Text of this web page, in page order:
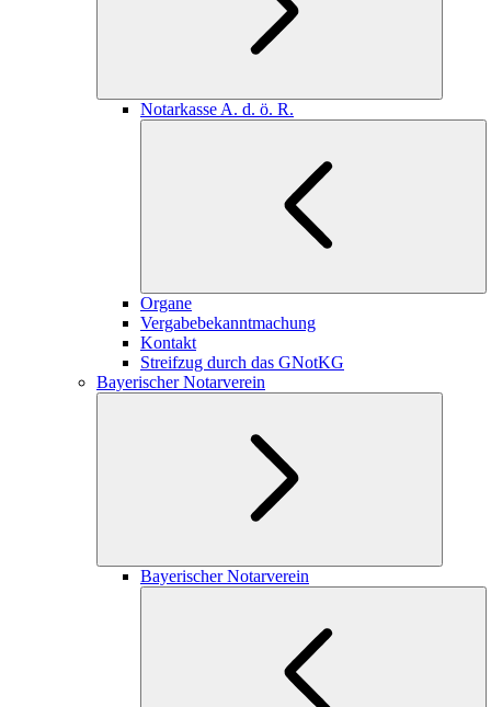
Notarkasse A. d. ö. R.
Organe
Vergabebekanntmachung
Kontakt
Streifzug durch das GNotKG
Bayerischer Notarverein
Bayerischer Notarverein